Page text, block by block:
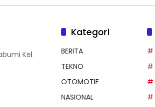
Kel.
Kategori
BERITA
TEKNO
OTOMOTIF
NASIONAL